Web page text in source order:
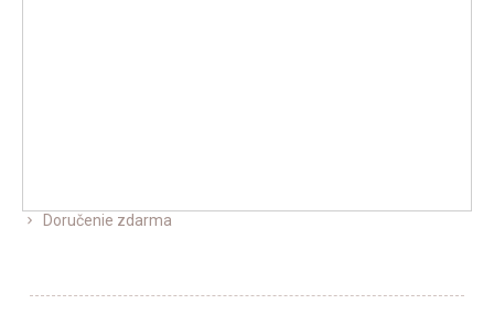
Doručenie zdarma